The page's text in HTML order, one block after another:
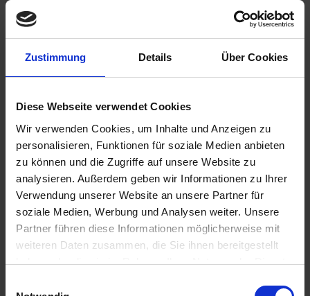
Zustimmung Details Über Cookies
Diese Webseite verwendet Cookies
Wir verwenden Cookies, um Inhalte und Anzeigen zu
personalisieren, Funktionen für soziale Medien anbieten
zu können und die Zugriffe auf unsere Website zu
analysieren. Außerdem geben wir Informationen zu Ihrer
Verwendung unserer Website an unsere Partner für
soziale Medien, Werbung und Analysen weiter. Unsere
Partner führen diese Informationen möglicherweise mit
weiteren Daten zusammen, die Sie ihnen bereitgestellt
haben oder die sie im Rahmen Ihrer Nutzung der Dienste
Benachrichtigen Sie mich, sobald der Artikel
lieferbar ist.
Ich habe dieDatenschutzbestimmungenzur Kenntnis
genommen.
9,40 €
inkl. ges. USt.,zzgl. Versandkosten
Merken Bewerten